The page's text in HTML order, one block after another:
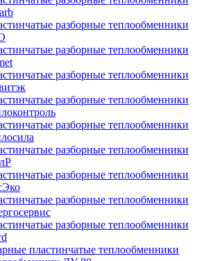
разборные теплообменники
разборные теплообменники
разборные теплообменники
разборные теплообменники
разборные теплообменники
разборные теплообменники
разборные теплообменники
разборные теплообменники
разборные теплообменники
пластинчатые теплообменники